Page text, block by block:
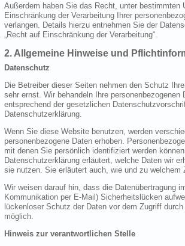
Außerdem haben Sie das Recht, unter bestimmten
Einschränkung der Verarbeitung Ihrer
verlangen. Details hierzu entnehmen Sie der
„Recht auf Einschränkung der Verarbeitung“.
2. Allgemeine Hinweise und
Datenschutz
Die Betreiber dieser Seiten nehmen den Schutz
sehr ernst. Wir behandeln Ihre personenbezogenen
entsprechend der gesetzlichen
Datenschutzerklärung.
Wenn Sie diese Website benutzen, werden
personenbezogene Daten erhoben.
mit denen Sie persönlich identifiziert werden
Datenschutzerklärung erläutert, welche Daten wir
sie nutzen. Sie erläutert auch, wie und zu welchem
Wir weisen darauf hin, dass die Datenübertragung
Kommunikation per E-Mail) Sicherheitslücken
lückenloser Schutz der Daten vor dem Zugriff
möglich.
Hinweis zur verantwortlichen Stelle